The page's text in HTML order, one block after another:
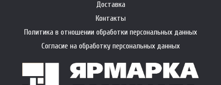
Доставка
Контакты
Политика в отношении обработки персональных данных
Согласие на обработку персональных данных